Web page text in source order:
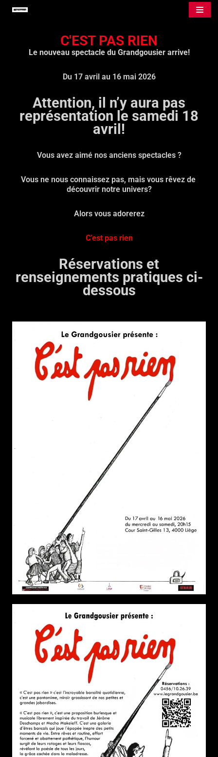
contenu
C'EST PAS RIEN
Le nouveau spectacle du Grandgousier arrive!
Du 17 avril au 16 mai 2026
Attention, il n’y aura pas
représentation le samedi 18
avril!
Vous avez aimé nos anciens spectacles ?
Vous ne nous connaissez pas, mais vous rêvez de
découvrir notre univers?
Alors vous adorerez
C’est pas rien
Réservations et
renseignements pratiques ci-
dessous